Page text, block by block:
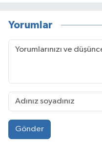
Yorumlar
Gönder